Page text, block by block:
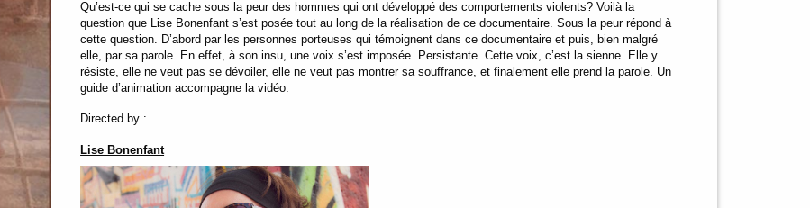
Qu’est-ce qui se cache sous la peur des hommes qui ont développé des comportements violents? Voilà la
question que Lise Bonenfant s’est posée tout au long de la réalisation de ce documentaire. Sous la peur répond à
cette question. D’abord par les personnes porteuses qui témoignent dans ce documentaire et puis, bien malgré
elle, par sa parole. En effet, à son insu, une voix s’est imposée. Persistante. Cette voix, c’est la sienne. Elle y
résiste, elle ne veut pas se dévoiler, elle ne veut pas montrer sa souffrance, et finalement elle prend la parole. Un
guide d’animation accompagne la vidéo.
Directed by :
Lise Bonenfant